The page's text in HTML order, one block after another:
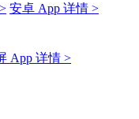
安卓 App 详情 >
App 详情 >